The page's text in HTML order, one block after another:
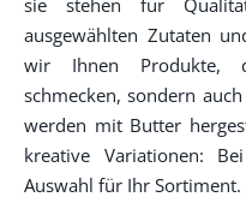
sie stehen für
ausgewählten Zutaten
wir Ihnen Produkte,
schmecken, sondern
werden mit Butter
kreative Variationen:
Auswahl für Ihr Sortiment.